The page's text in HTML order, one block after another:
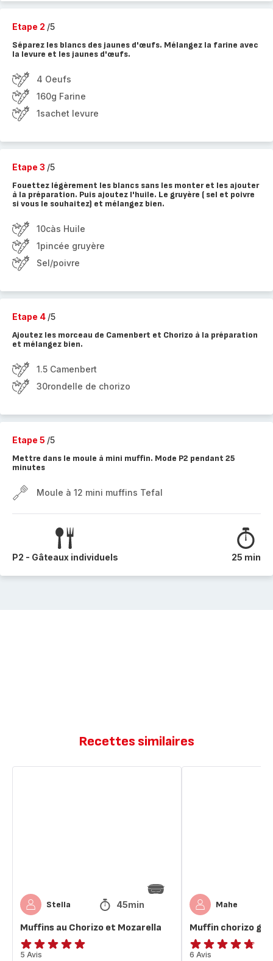
Etape 2 /5
Séparez les blancs des jaunes d'œufs. Mélangez la farine avec
la levure et les jaunes d'œufs.
4 Oeufs
160g Farine
1sachet levure
Etape 3 /5
Fouettez légèrement les blancs sans les monter et les ajouter
à la préparation. Puis ajoutez l'huile. Le gruyère ( sel et poivre
si vous le souhaitez) et mélangez bien.
10càs Huile
1pincée gruyère
Sel/poivre
Etape 4 /5
Ajoutez les morceau de Camenbert et Chorizo à la préparation
et mélangez bien.
1.5 Camenbert
30rondelle de chorizo
Etape 5 /5
Mettre dans le moule à mini muffin. Mode P2 pendant 25
minutes
Moule à 12 mini muffins Tefal
P2 - Gâteaux individuels 25 min
Recettes similaires
Stella 45min
Muffins au Chorizo et Mozarella
Avis
5 Avis
Mahe
Muffin chorizo
ratings.4.7
6 Avis